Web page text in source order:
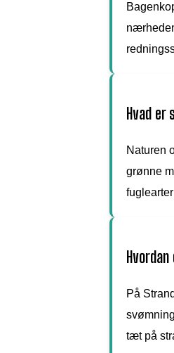
Hvad
Naturen
grønne
På
tæt på